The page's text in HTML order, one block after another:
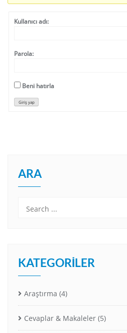
Kullanıcı adı:
Parola:
Beni hatırla
Giriş yap
ARA
KATEGORILER
Araştırma (4)
Cevaplar & Makaleler (5)